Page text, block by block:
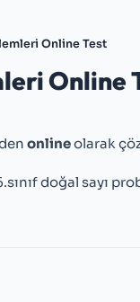
Online Test
Online
onlineolarak
doğal sayı